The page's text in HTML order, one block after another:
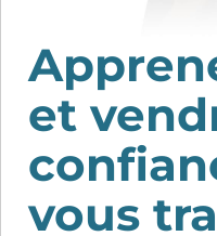
et
vous